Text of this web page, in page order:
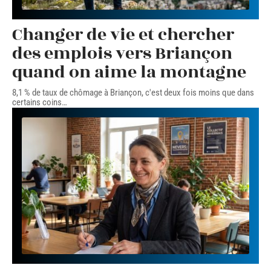
Changer de vie et chercher
des emplois vers Briançon
quand on aime la montagne
8,1 % de taux de chômage à Briançon, c'est deux fois moins que dans
certains coins…